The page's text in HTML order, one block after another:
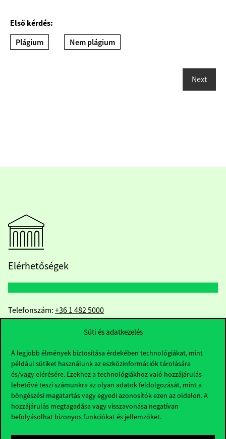
Süti és adatkezelés
A legjobb élmények biztosítása érdekében technológiákat, mint
például sütiket használunk az eszközinformációk tárolására
és/vagy elérésére. Ezekhez a technológiákhoz való hozzájárulás
lehetővé teszi számunkra az olyan adatok feldolgozását, mint a
böngészési magatartás vagy egyedi azonosítók ezen az oldalon. A
hozzájárulás megtagadása vagy visszavonása negatívan
befolyásolhat bizonyos funkciókat és jellemzőket.
Első kérdés:
Plágium
Nem plágium
Elérhetőségek
Telefonszám: +36 1 482 5000
Kérdésed van a felvételivel kapcsolatban?
Oktatói elérhetőségek
HUB jelenlegi hallgatóinknak
Sajtó:press@uni-corvinus.hu